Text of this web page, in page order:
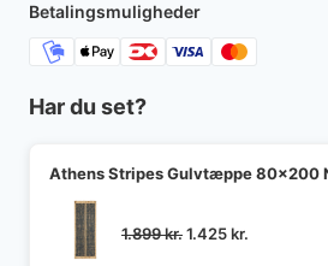
Betalingsmuligheder
Har du set?
Athens Stripes Gulvtæppe 80x200
1.899kr.Den
1.425kr.